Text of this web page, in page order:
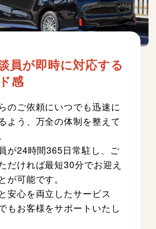
員が即時に対応する
感
のご依頼にいつでも迅速に
よう、万全の体制を整えて
が24時間365日常駐し、ご
だければ最短30分でお迎え
が可能です。
安心を両立したサービス
もお客様をサポートいたし